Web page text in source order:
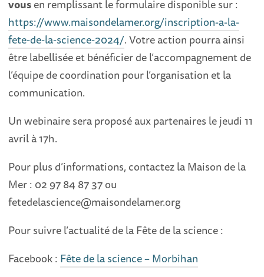
vousen remplissant le formulaire disponible sur :
https://www.maisondelamer.org/inscription-a-la-
fete-de-la-science-2024/. Votre action pourra ainsi
être labellisée et bénéficier de l’accompagnement de
l’équipe de coordination pour l’organisation et la
communication.
Un webinaire sera proposé aux partenaires le jeudi 11
avril à 17h.
Pour plus d’informations, contactez la Maison de la
Mer : 02 97 84 87 37 ou
fetedelascience@maisondelamer.org
Pour suivre l’actualité de la Fête de la science :
Facebook : Fête de la science – Morbihan